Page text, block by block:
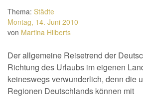
Thema: Städte
Montag, 14. Juni 2010
von Martina Hilberts
Der allgemeine Reisetrend der
Richtung des Urlaubs im eigenen
keineswegs verwunderlich, denn die
Regionen Deutschlands können mit